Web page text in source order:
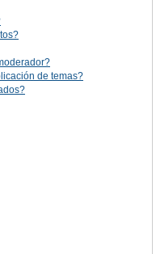
de temas?